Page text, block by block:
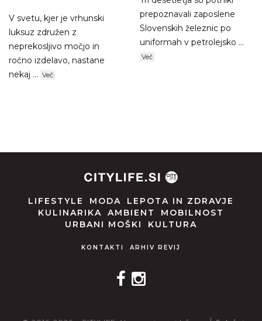
V svetu, kjer je vrhunski
luksuz združen z
neprekosljivo močjo in
ročno izdelavo, nastane
nekaj ... Več
prepoznavali zaposlene
Slovenskih železnic po
uniformah v petrolejsko ...
Več
LIFESTYLE MODA
LEPOTA IN ZDRAVJE
KULINARIKA
AMBIENT
MOBILNOST
URBANI MOŠKI
KULTURA
KONTAKTI ARHIV REVIJ